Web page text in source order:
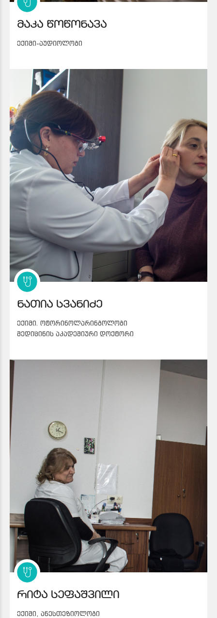
მაკა წოწონავა
ექიმი-აუდიოლოგი
ნათია სვანიძე
ექიმი. ოტორინოლარინგოლოგი
მედიცინის აკადემიური დოქტორი
რიტა სეფაშვილი
ექიმი, ანესთეზიოლოგი